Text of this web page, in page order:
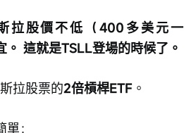
拉股價不低（400多美元一
。 這就是TSLL登場的時候了。
拉股票的2倍槓桿ETF 。
：